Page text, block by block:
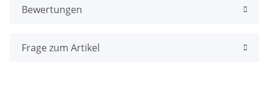
Bewertungen
Frage zum Artikel